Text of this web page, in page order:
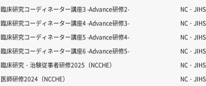
臨床研究コーディネーター講座3 -Advance研修2-
臨床研究コーディネーター講座4 -Advance研修3-
臨床研究コーディネーター講座5 -Advance研修4-
臨床研究コーディネーター講座6 -Advance研修5-
臨床研究・治験従事者研修2025（NCCHE）
医師研修2024（NCCHE）
NC・
NC・
NC・
NC・
NC・
NC・